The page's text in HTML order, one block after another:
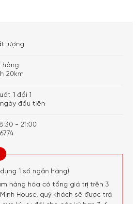
lượng
hàng
20km
1 đổi 1
đầu tiên
- 21:00
1 số ngân hàng):
hàng hóa có tổng giá trị trên 3
House, quý khách sẽ được trả